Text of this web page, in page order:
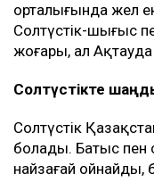
орталығында жел
Солтүстік-шығыс
жоғары, ал
Солтүстікте
Солтүстік
болады. Батыс пен
найзағай